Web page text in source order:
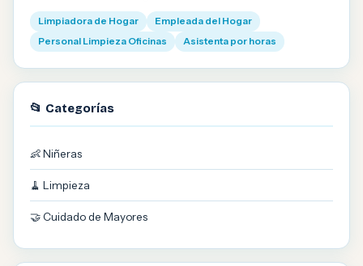
Limpiadora de Hogar
Empleada del Hogar
Personal Limpieza Oficinas
Asistenta por horas
📂 Categorías
👶 Niñeras
🧹 Limpieza
🤝 Cuidado de Mayores